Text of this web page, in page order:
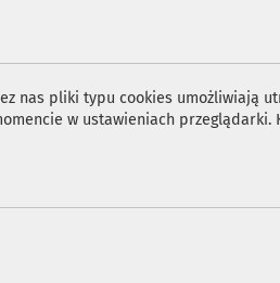
nas pliki typu cookies umożliwiają
w ustawieniach przeglądarki.